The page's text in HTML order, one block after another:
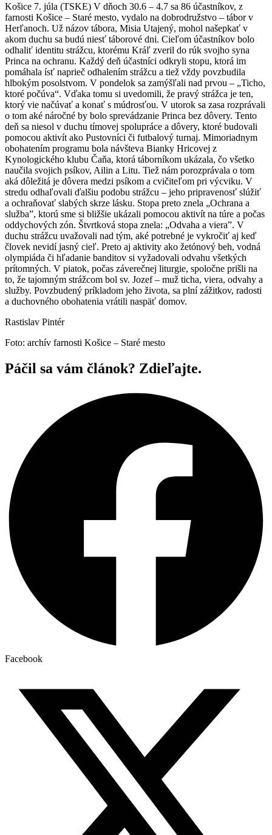
Košice 7. júla (TSKE) V dňoch 30.6 – 4.7 sa 86 účastníkov, z
farnosti Košice – Staré mesto, vydalo na dobrodružstvo – tábor v
Herľanoch. Už názov tábora, Misia Utajený, mohol našepkať v
akom duchu sa budú niesť táborové dni. Cieľom účastníkov bolo
odhaliť identitu strážcu, ktorému Kráľ zveril do rúk svojho syna
Princa na ochranu. Každý deň účastníci odkryli stopu, ktorá im
pomáhala ísť naprieč odhalením strážcu a tiež vždy povzbudila
hlbokým posolstvom. V pondelok sa zamýšľali nad prvou – „Ticho,
ktoré počúva“. Vďaka tomu si uvedomili, že pravý strážca je ten,
ktorý vie načúvať a konať s múdrosťou. V utorok sa zasa rozprávali
o tom aké náročné by bolo sprevádzanie Princa bez dôvery. Tento
deň sa niesol v duchu tímovej spolupráce a dôvery, ktoré budovali
pomocou aktivít ako Pustovníci či futbalový turnaj. Mimoriadnym
obohatením programu bola návšteva Bianky Hricovej z
Kynologického klubu Čaňa, ktorá táborníkom ukázala, čo všetko
naučila svojich psíkov, Ailin a Litu. Tiež nám porozprávala o tom
aká dôležitá je dôvera medzi psíkom a cvičiteľom pri výcviku. V
stredu odhaľovali ďalšiu podobu strážcu – jeho pripravenosť slúžiť
a ochraňovať slabých skrze lásku. Stopa preto znela „Ochrana a
služba”, ktorú sme si bližšie ukázali pomocou aktivít na túre a počas
oddychových zón. Štvrtková stopa znela: „Odvaha a viera”. V
duchu strážcu uvažovali nad tým, aké potrebné je vykročiť aj keď
človek nevidí jasný cieľ. Preto aj aktivity ako žetónový beh, vodná
olympiáda či hľadanie banditov si vyžadovali odvahu všetkých
prítomných. V piatok, počas záverečnej liturgie, spoločne prišli na
to, že tajomným strážcom bol sv. Jozef – muž ticha, viera, odvahy a
služby. Povzbudený príkladom jeho života, sa plní zážitkov, radosti
a duchovného obohatenia vrátili naspäť domov.
Rastislav Pintér
Foto: archív farnosti Košice – Staré mesto
Páčil sa vám článok? Zdieľajte.
Facebook